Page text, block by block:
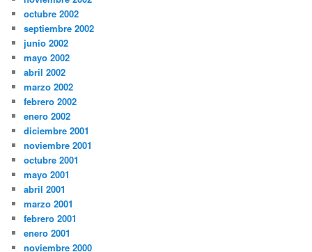
octubre 2002
septiembre 2002
junio 2002
mayo 2002
abril 2002
marzo 2002
febrero 2002
enero 2002
diciembre 2001
noviembre 2001
octubre 2001
mayo 2001
abril 2001
marzo 2001
febrero 2001
enero 2001
noviembre 2000